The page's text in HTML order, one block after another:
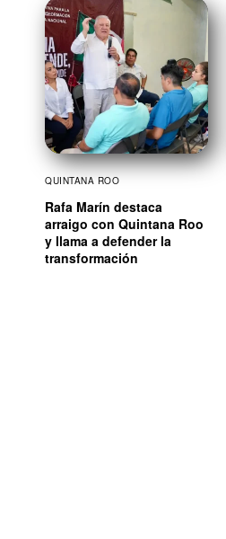
QUINTANA ROO
Rafa Marín destaca
arraigo con Quintana Roo
y llama a defender la
transformación